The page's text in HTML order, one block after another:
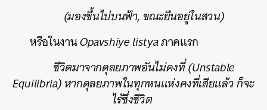
(มองขึ้นไปบนฟ้า, ขณะยืนอยู่ในสวน)
หรือในงานOpavshiye listyaภาคแรก
ชีวิตมาจากดุลยภาพอันไม่คงที่ (Unstable
Equilibria) หากดุลยภาพในทุกหนแห่งคงที่เสียแล้ว ก็จะ
ไร้ซึ่งชีวิต